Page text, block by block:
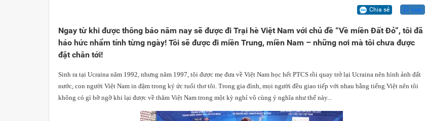
Trang văn học nghệ thuậtSự thật và chân lý không thể đảo ngược
Giải thích thành ngữ - tục ngữ
Cổ học tinh hoa
Ca dao tục ngữ
Tiểu thuyết
Chia sẻ Lưu
Ngay từ khi được thông báo năm nay sẽ được đi Trại hè Việt Nam với chủ đề “Về miền Đất Đỏ”, tôi đã
háo hức nhẩm tính từng ngày! Tôi sẽ được đi miền Trung, miền Nam – những nơi mà tôi chưa được
đặt chân tới!
Sinh ra tại Ucraina năm 1992, nhưng năm 1997, tôi được mẹ đưa về Việt Nam học hết PTCS rồi quay trở lại Ucraina nên hình ảnh đất
nước, con người Việt Nam in đậm trong ký ức tuổi thơ tôi. Trong gia đình, mọi người đều giao tiếp với nhau bằng tiếng Việt nên tôi
không có gì bỡ ngỡ khi lại được về thăm Việt Nam trong một kỳ nghỉ vô cùng ý nghĩa như thế này...